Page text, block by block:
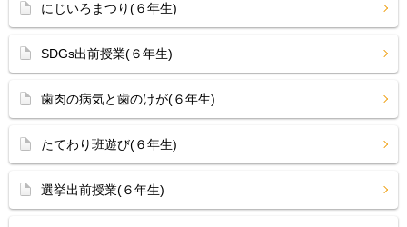
にじいろまつり(６年生)
SDGs出前授業(６年生)
歯肉の病気と歯のけが(６年生)
たてわり班遊び(６年生)
選挙出前授業(６年生)